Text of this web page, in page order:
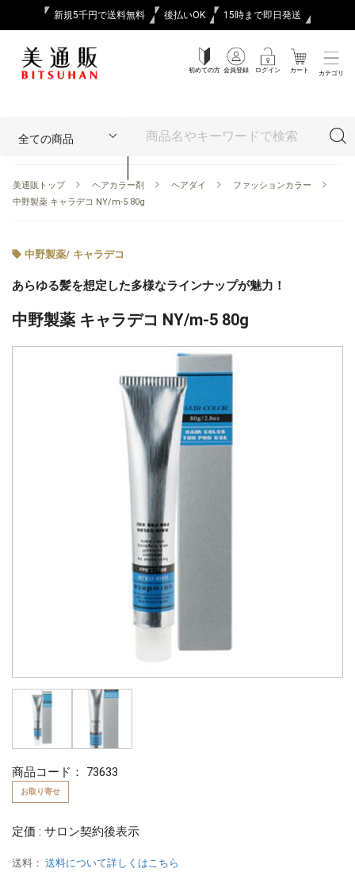
新規5千円で送料無料 後払いOK 15時まで即日発送
初めての方 会員登録 ログイン カート カテゴリ
美通販トップ ヘアカラー剤 ヘアダイ
ファッションカラー
中野製薬 キャラデコ NY/m-5 80g
中野製薬/ キャラデコ
あらゆる髪を想定した多様なラインナップが魅力！
中野製薬 キャラデコ NY/m-5 80g
商品コード： 73633
お取り寄せ
定価 : サロン契約後表示
送料： 送料について詳しくはこちら